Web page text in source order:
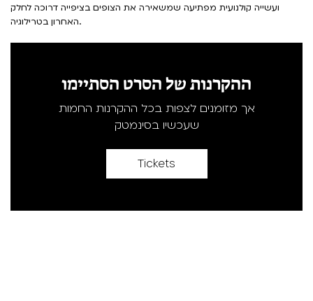
ועשייה קולנועית מפתיעה שמשאירה את הצופים בציפייה דרוכה לחלק
האחרון בטרילוגיה.
ההקרנות של הסרט הסתיימו
אך מזומנים לצפות בכל ההקרנות החמות
שעכשיו בסינמטק
Tickets